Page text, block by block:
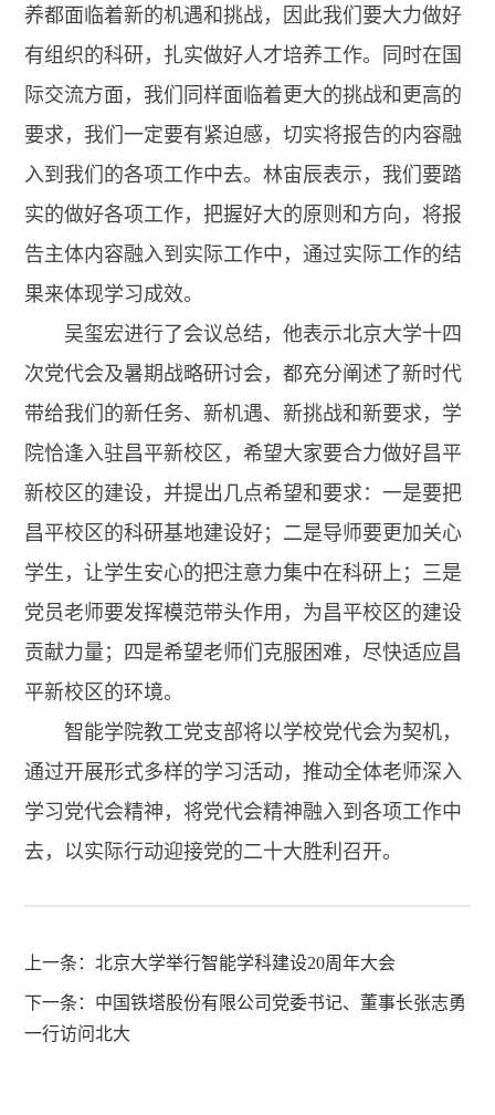
养都面临着新的机遇和挑战，因此我们要大力做好
有组织的科研，扎实做好人才培养工作。同时在国
际交流方面，我们同样面临着更大的挑战和更高的
要求，我们一定要有紧迫感，切实将报告的内容融
入到我们的各项工作中去。林宙辰表示，我们要踏
实的做好各项工作，把握好大的原则和方向，将报
告主体内容融入到实际工作中，通过实际工作的结
果来体现学习成效。
吴玺宏进行了会议总结，他表示北京大学十四
次党代会及暑期战略研讨会，都充分阐述了新时代
带给我们的新任务、新机遇、新挑战和新要求，学
院恰逢入驻昌平新校区，希望大家要合力做好昌平
新校区的建设，并提出几点希望和要求：一是要把
昌平校区的科研基地建设好；二是导师要更加关心
学生，让学生安心的把注意力集中在科研上；三是
党员老师要发挥模范带头作用，为昌平校区的建设
贡献力量；四是希望老师们克服困难，尽快适应昌
平新校区的环境。
智能学院教工党支部将以学校党代会为契机，
通过开展形式多样的学习活动，推动全体老师深入
学习党代会精神，将党代会精神融入到各项工作中
去，以实际行动迎接党的二十大胜利召开。
上一条：北京大学举行智能学科建设20周年大会
下一条： 中国铁塔股份有限公司党委书记、董事长张志勇
一行访问北大